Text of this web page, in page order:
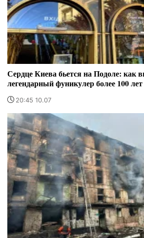
Сердце Киева бьется на Подоле: как
легендарный фуникулер более 100 лет
20:45 10.07